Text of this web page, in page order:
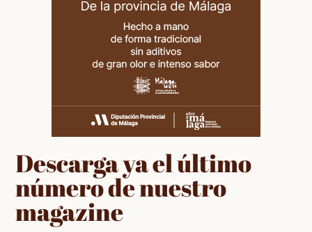
Descarga ya el último
número de nuestro
magazine